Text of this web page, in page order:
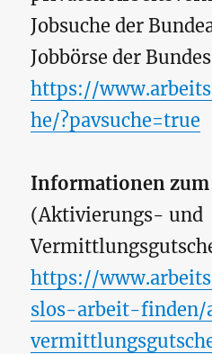
Jobsuche der
Jobbörse der
https://
he/?pavsuche=true
Informationen zum
(Aktivierungs- und
https://
slos-arbeit-finden/